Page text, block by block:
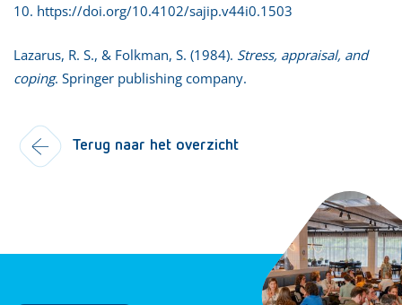
10. https://doi.org/10.4102/sajip.v44i0.1503
Lazarus, R. S., & Folkman, S. (1984). Stress, appraisal, and
coping. Springer publishing company.
Terug naar het overzicht